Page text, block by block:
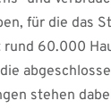
für die das
rund 60.000
stehen